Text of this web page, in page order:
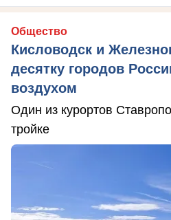
Общество
Кисловодск и
десятку городов
воздухом
Один из курортов
тройке